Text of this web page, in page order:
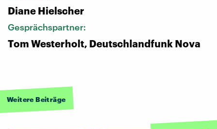
Diane Hielscher
Gesprächspartner:
Tom Westerholt, Deutschlandfunk Nova
Weitere Beiträge